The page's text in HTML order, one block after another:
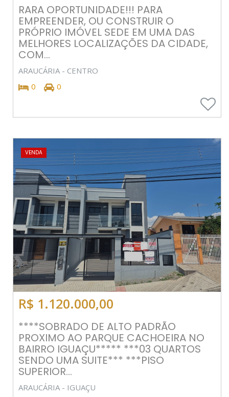
RARA OPORTUNIDADE!!! PARA
EMPREENDER, OU CONSTRUIR O
PRÓPRIO IMÓVEL SEDE EM UMA DAS
MELHORES LOCALIZAÇÕES DA CIDADE,
COM...
ARAUCÁRIA - CENTRO
0
0
VENDA
R$ 1.120.000,00
****SOBRADO DE ALTO PADRÃO
PROXIMO AO PARQUE CACHOEIRA NO
BAIRRO IGUAÇU***** ***03 QUARTOS
SENDO UMA SUITE*** ***PISO
SUPERIOR...
ARAUCÁRIA - IGUAÇU